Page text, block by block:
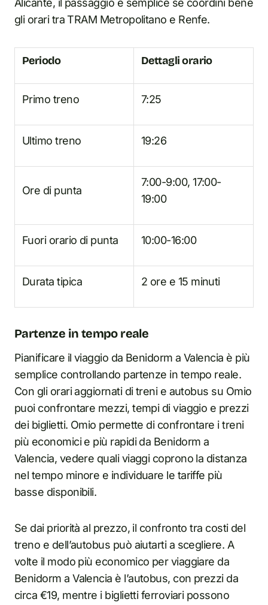
Alicante, il passaggio è semplice se coordini bene
gli orari tra TRAM Metropolitano e Renfe.
Periodo Dettagli orario
Primo treno 7:25
Ultimo treno 19:26
Ore di punta
7:00-9:00, 17:00-
19:00
Fuori orario di punta 10:00-16:00
Durata tipica 2 ore e 15 minuti
Partenze in tempo reale
Pianificare il viaggio da Benidorm a Valencia è più
semplice controllando partenze in tempo reale.
Con gli orari aggiornati di treni e autobus su Omio
puoi confrontare mezzi, tempi di viaggio e prezzi
dei biglietti. Omio permette di confrontare i treni
più economici e più rapidi da Benidorm a
Valencia, vedere quali viaggi coprono la distanza
nel tempo minore e individuare le tariffe più
basse disponibili.
Se dai priorità al prezzo, il confronto tra costi del
treno e dell’autobus può aiutarti a scegliere. A
volte il modo più economico per viaggiare da
Benidorm a Valencia è l’autobus, con prezzi da
circa €19, mentre i biglietti ferroviari possono